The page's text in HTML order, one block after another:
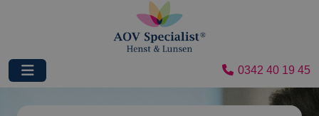
0342 40 19 45